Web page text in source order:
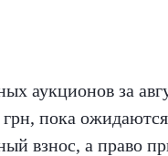
аукционов за
пока
взнос, а право